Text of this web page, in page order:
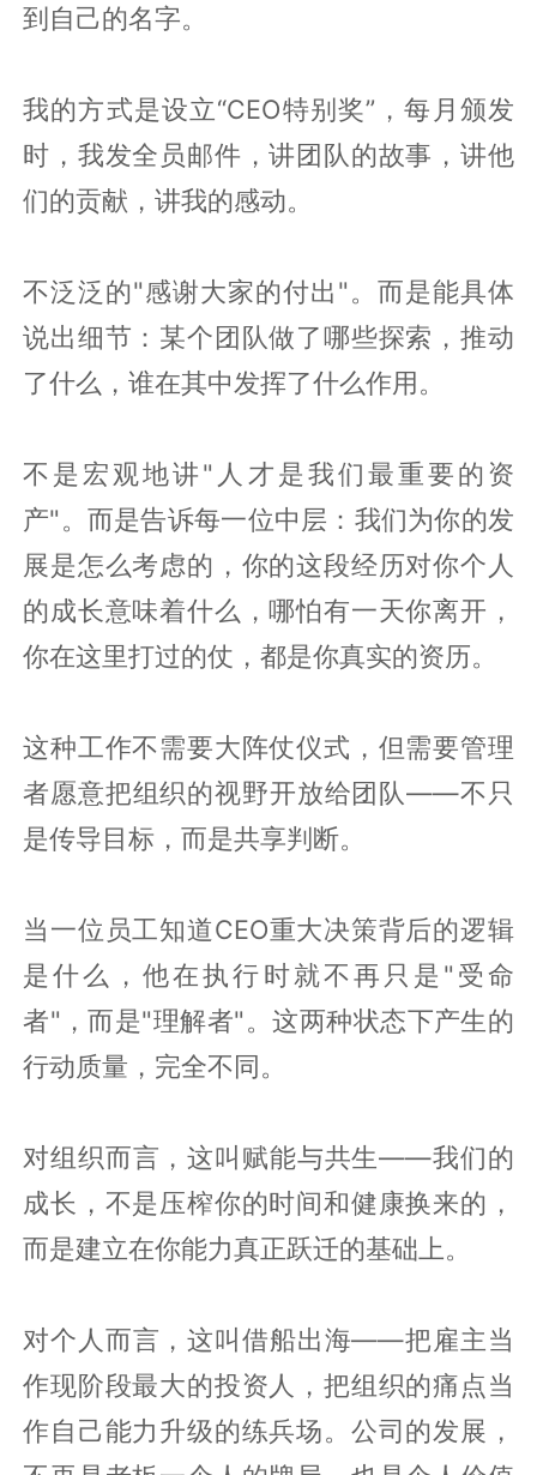
到自己的名字。
我的方式是设立“CEO特别奖”，每月颁发
时，我发全员邮件，讲团队的故事，讲他
们的贡献，讲我的感动。
不泛泛的"感谢大家的付出"。而是能具体
说出细节：某个团队做了哪些探索，推动
了什么，谁在其中发挥了什么作用。
不是宏观地讲"人才是我们最重要的资
产"。而是告诉每一位中层：我们为你的发
展是怎么考虑的，你的这段经历对你个人
的成长意味着什么，哪怕有一天你离开，
你在这里打过的仗，都是你真实的资历。
这种工作不需要大阵仗仪式，但需要管理
者愿意把组织的视野开放给团队——不只
是传导目标，而是共享判断。
当一位员工知道CEO重大决策背后的逻辑
是什么，他在执行时就不再只是"受命
者"，而是"理解者"。这两种状态下产生的
行动质量，完全不同。
对组织而言，这叫赋能与共生——我们的
成长，不是压榨你的时间和健康换来的，
而是建立在你能力真正跃迁的基础上。
对个人而言，这叫借船出海——把雇主当
作现阶段最大的投资人，把组织的痛点当
作自己能力升级的练兵场。公司的发展，